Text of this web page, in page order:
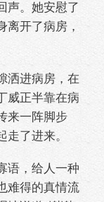
声。她安慰了
离开了病房，
进病房，在
威正半靠在病
来一阵脚步
了进来。
，给人一种
难得的真情流